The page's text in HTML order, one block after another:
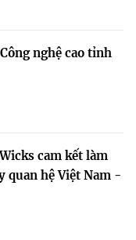
nghệ cao tỉnh
cam kết làm
quan hệ Việt Nam -